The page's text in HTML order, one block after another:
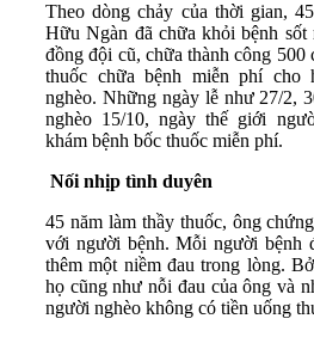
Theo dòng chảy của thời gian,
Hữu Ngàn đã chữa khỏi bệnh sốt
đồng đội cũ, chữa thành công 500
thuốc chữa bệnh miễn phí cho
nghèo. Những ngày lễ như 27/2,
nghèo 15/10, ngày thế giới
khám bệnh bốc thuốc miễn phí.
Nối nhịp tình duyên
45 năm làm thầy thuốc, ông
với người bệnh. Mỗi người bệnh
thêm một niềm đau trong lòng.
họ cũng như nỗi đau của ông và
người nghèo không có tiền uống